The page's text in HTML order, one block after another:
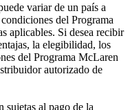
variar de un país a
del Programa
aplicables. Si desea recibir
la elegibilidad, los
del Programa McLaren
autorizado de
sujetas al pago de la